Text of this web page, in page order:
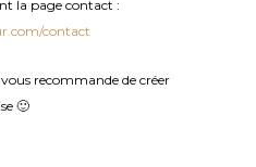
la page contact :
contact
vous recommande de créer
🙂